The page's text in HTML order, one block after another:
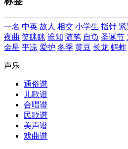
一名 中英 故人 相交 小学生 指针
夜曲 笑眯眯 谁知 随笔 自负 圣诞节
金星 平凉 爱护 冬季 黄豆 长龙 蚂蚱
声乐
通俗谱
儿歌谱
合唱谱
民歌谱
美声谱
戏曲谱